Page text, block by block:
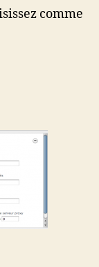
comme